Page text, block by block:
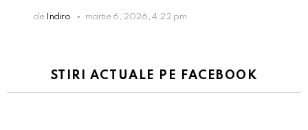
de Indiro martie 6, 2026, 4:22 pm
STIRI ACTUALE PE FACEBOOK